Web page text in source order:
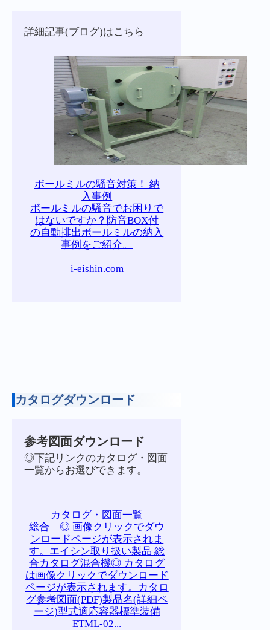
詳細記事(ブログ)はこちら
ボールミルの騒音対策！ 納
入事例
ボールミルの騒音でお困りで
はないですか？防音BOX付
の自動排出ボールミルの納入
事例をご紹介。
i-eishin.com
カタログダウンロード
参考図面ダウンロード
◎下記リンクのカタログ・図面
一覧からお選びできます。
カタログ・図面一覧
総合 ◎ 画像クリックでダウ
ンロードページが表示されま
す。エイシン取り扱い製品 総
合カタログ混合機◎ カタログ
は画像クリックでダウンロード
ページが表示されます。カタロ
グ参考図面(PDF)製品名(詳細ペ
ージ)型式適応容器標準装備
ETML-02...